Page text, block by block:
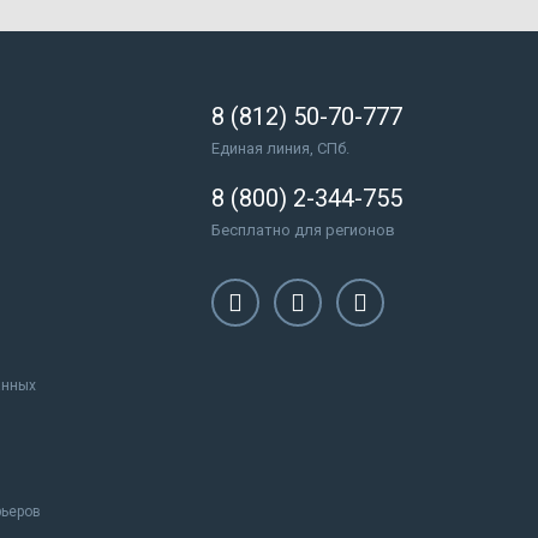
8 (812) 50-70-777
Единая линия, СПб.
8 (800) 2-344-755
Бесплатно для регионов